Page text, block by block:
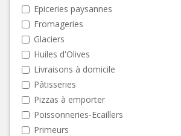
Epiceries paysannes
Fromageries
Glaciers
Huiles d'Olives
Livraisons à domicile
Pâtisseries
Pizzas à emporter
Poissonneries-Ecaillers
Primeurs